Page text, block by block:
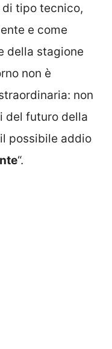
tipo tecnico,
e come
della stagione
non è
non
del futuro della
possibile addio
“.